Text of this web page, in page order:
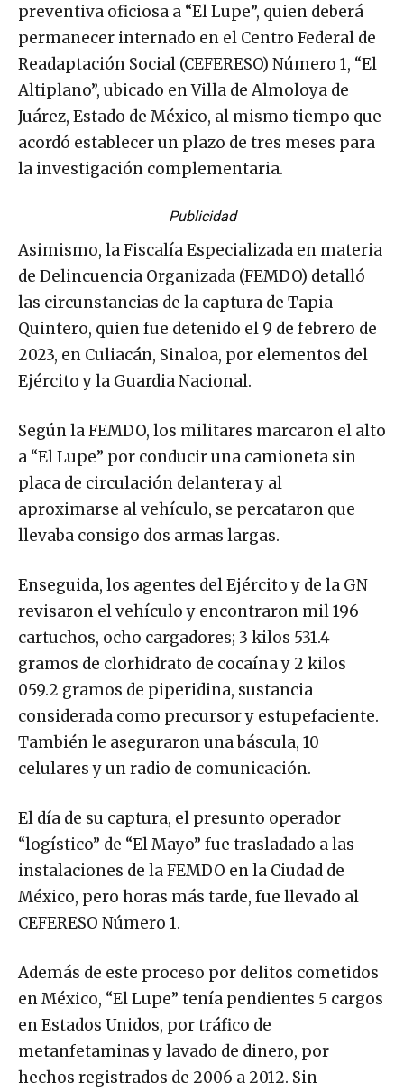
preventiva oficiosa a “El Lupe”, quien deberá
permanecer internado en el Centro Federal de
Readaptación Social (CEFERESO) Número 1, “El
Altiplano”, ubicado en Villa de Almoloya de
Juárez, Estado de México, al mismo tiempo que
acordó establecer un plazo de tres meses para
la investigación complementaria.
Publicidad
Asimismo, la Fiscalía Especializada en materia
de Delincuencia Organizada (FEMDO) detalló
las circunstancias de la captura de Tapia
Quintero, quien fue detenido el 9 de febrero de
2023, en Culiacán, Sinaloa, por elementos del
Ejército y la Guardia Nacional.
Según la FEMDO, los militares marcaron el alto
a “El Lupe” por conducir una camioneta sin
placa de circulación delantera y al
aproximarse al vehículo, se percataron que
llevaba consigo dos armas largas.
Enseguida, los agentes del Ejército y de la GN
revisaron el vehículo y encontraron mil 196
cartuchos, ocho cargadores; 3 kilos 531.4
gramos de clorhidrato de cocaína y 2 kilos
059.2 gramos de piperidina, sustancia
considerada como precursor y estupefaciente.
También le aseguraron una báscula, 10
celulares y un radio de comunicación.
El día de su captura, el presunto operador
“logístico” de “El Mayo” fue trasladado a las
instalaciones de la FEMDO en la Ciudad de
México, pero horas más tarde, fue llevado al
CEFERESO Número 1.
Además de este proceso por delitos cometidos
en México, “El Lupe” tenía pendientes 5 cargos
en Estados Unidos, por tráfico de
metanfetaminas y lavado de dinero, por
hechos registrados de 2006 a 2012. Sin